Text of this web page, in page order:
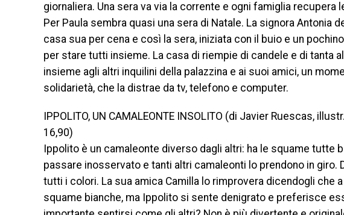
giornaliera. Una sera va via la corrente e ogni famiglia recupera
Per Paula sembra quasi una sera di Natale. La signora Antonia
casa sua per cena e così la sera, iniziata con il buio e un
per stare tutti insieme. La casa di riempie di candele e di tanta
insieme agli altri inquilini della palazzina e ai suoi amici, un
solidarietà, che la distrae da tv, telefono e computer.
IPPOLITO, UN CAMALEONTE INSOLITO (di Javier Ruescas,
16,90)
Ippolito è un camaleonte diverso dagli altri: ha le squame tutte
passare inosservato e tanti altri camaleonti lo prendono in giro.
tutti i colori. La sua amica Camilla lo rimprovera dicendogli che
squame bianche, ma Ippolito si sente denigrato e preferisce